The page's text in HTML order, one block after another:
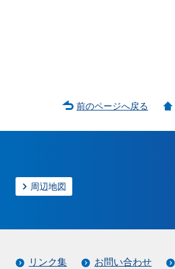
前のページへ戻る
周辺地図
リンク集 お問い合わせ